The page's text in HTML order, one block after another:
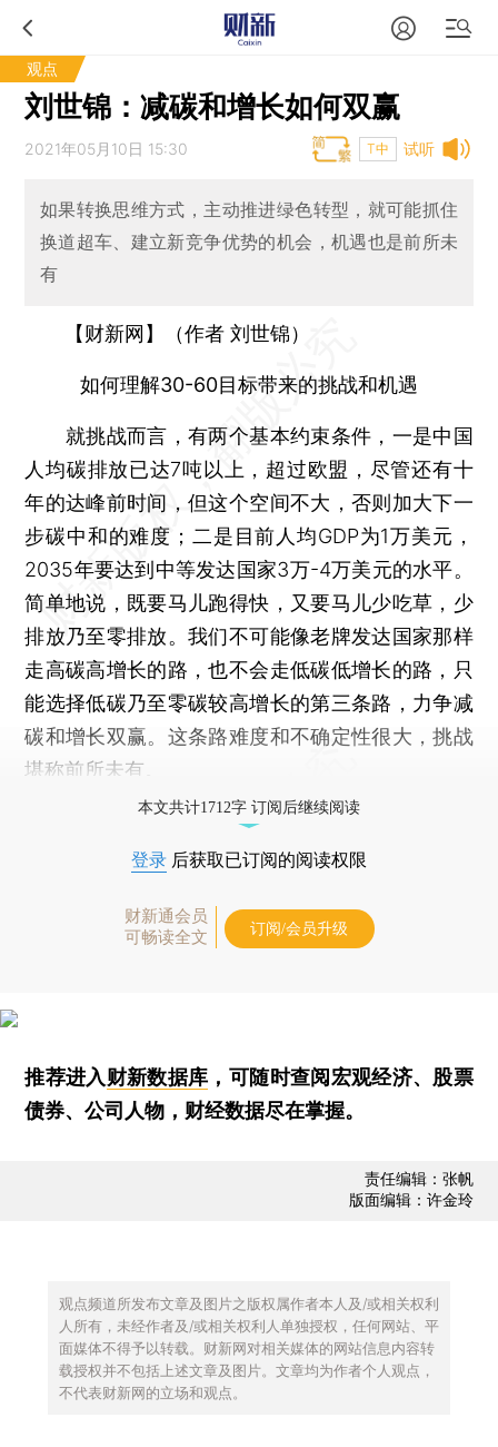
观点
刘世锦：减碳和增长如何双赢
试听
2021年05月10日 15:30 T中
如果转换思维方式，主动推进绿色转型，就可能抓住
换道超车、建立新竞争优势的机会，机遇也是前所未
有
【财新网】（作者 刘世锦）
如何理解30-60目标带来的挑战和机遇
就挑战而言，有两个基本约束条件，一是中国
人均碳排放已达7吨以上，超过欧盟，尽管还有十
年的达峰前时间，但这个空间不大，否则加大下一
步碳中和的难度；二是目前人均GDP为1万美元，
2035年要达到中等发达国家3万-4万美元的水平。
简单地说，既要马儿跑得快，又要马儿少吃草，少
排放乃至零排放。我们不可能像老牌发达国家那样
走高碳高增长的路，也不会走低碳低增长的路，只
能选择低碳乃至零碳较高增长的第三条路，力争减
碳和增长双赢。这条路难度和不确定性很大，挑战
堪称前所未有。
本文共计1712字 订阅后继续阅读
登录 后获取已订阅的阅读权限
财新通会员
可畅读全文
订阅/会员升级
推荐进入财新数据库 ，可随时查阅宏观经济、股票
债券、公司人物，财经数据尽在掌握。
责任编辑：张帆
版面编辑：许金玲
观点频道所发布文章及图片之版权属作者本人及/或相关权利
人所有，未经作者及/或相关权利人单独授权，任何网站、平
面媒体不得予以转载。财新网对相关媒体的网站信息内容转
载授权并不包括上述文章及图片。文章均为作者个人观点，
不代表财新网的立场和观点。